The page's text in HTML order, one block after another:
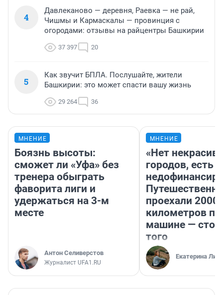
4
Давлеканово — деревня, Раевка — не рай,
Чишмы и Кармаскалы — провинция с
огородами: отзывы на райцентры Башкирии
37 397 20
5
Как звучит БПЛА. Послушайте, жители
Башкирии: это может спасти вашу жизнь
29 264 36
МНЕНИЕ
Боязнь высоты:
сможет ли «Уфа» без
тренера обыграть
фаворита лиги и
удержаться на 3-м
месте
Антон Селиверстов
Журналист UFA1.RU
МНЕНИЕ
«Нет
городов, есть
проехали 2000
километров по
машине —
того
Екатерина